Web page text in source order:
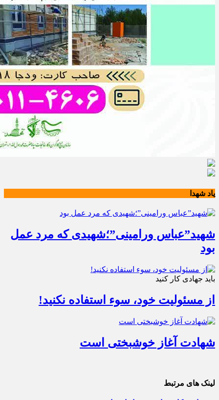
یاد شهدا
شهید”عباس ورامینی”؛شهیدی که مرد عمل
بود
باید جهادی کار کنید
از مسئولیت خود، سوء استفاده نکنید!
شهادت آغاز خوشبختی است
لینک های مرتبط